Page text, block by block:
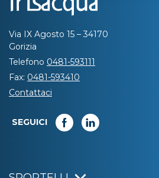
Via IX Agosto 15 – 34170
Gorizia
Telefono 0481-593111
Fax: 0481-593410
Contattaci
SEGUICI